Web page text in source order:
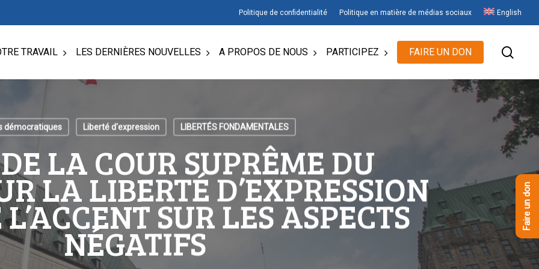
Politique de confidentialité Politique en matière de médias sociaux English
TRAVAIL LES DERNIÈRES NOUVELLES A PROPOS DE NOUS PARTICIPEZ FAIRE UN DON
démocratiques Liberté d'expression LIBERTÉS FONDAMENTALES
LA COUR SUPRÊME DU
LA LIBERTÉ D’EXPRESSION
SUR LES ASPECTS
NÉGATIFS
Faire un don